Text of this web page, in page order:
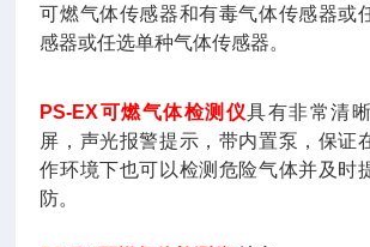
可燃气体传感器和有毒气体传感器或
感器或任选单种气体传感器。
PS-EX可燃气体检测仪具有非常清
屏，声光报警提示，带内置泵，保证
作环境下也可以检测危险气体并及时
防。